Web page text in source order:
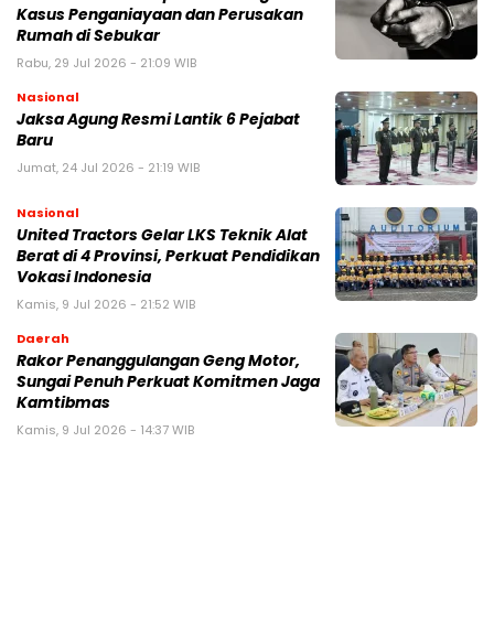
Kasus Penganiayaan dan Perusakan
Rumah di Sebukar
Rabu, 29 Jul 2026 - 21:09 WIB
Nasional
Jaksa Agung Resmi Lantik 6 Pejabat
Baru
Jumat, 24 Jul 2026 - 21:19 WIB
Nasional
United Tractors Gelar LKS Teknik Alat
Berat di 4 Provinsi, Perkuat Pendidikan
Vokasi Indonesia
Kamis, 9 Jul 2026 - 21:52 WIB
Daerah
Rakor Penanggulangan Geng Motor,
Sungai Penuh Perkuat Komitmen Jaga
Kamtibmas
Kamis, 9 Jul 2026 - 14:37 WIB